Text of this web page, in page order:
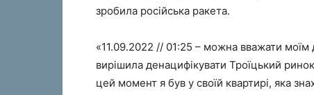
зробила російська ракета.
«11.09.2022 // 01:25 – можна вважати
вирішила денацифікувати Троїцький
цей момент я був у своїй квартирі, яка